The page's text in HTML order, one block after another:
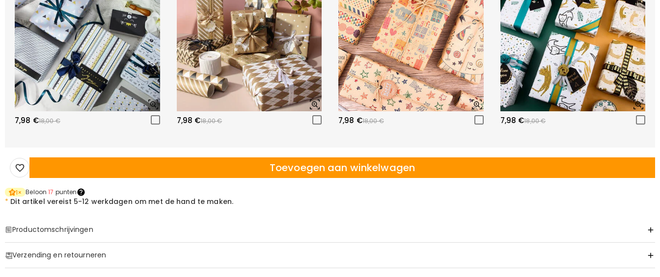
7,98 €18,00 € 7,98 €18,00 € 7,98 €18,00 € 7,98 €18,00 €
Toevoegen aan winkelwagen
1× Beloon17 punten
* Dit artikel vereist 5-12 werkdagen om met de hand te maken.
Productomschrijvingen
Verzending en retourneren